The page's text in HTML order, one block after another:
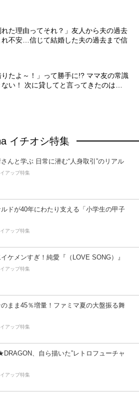
れた理由ってそれ？」友人から夫の過去
れ不安…信じて結婚した夫の過去まで信
りたよ～！」って勝手に!? ママ友の常識
ない！ 次に貸してと言ってきたのは…
イチオシ特集
んと学ぶ 日常に潜む“人身取引”のリアル
アップ特集
ドが40年にわたり支える「小学生の甲子
アップ特集
ケメンすぎ！純愛『（LOVE SONG）』
アップ特集
まま45％増量！ファミマ夏の大盤振る舞
アップ特集
、自ら描いた”レトロフューチャ
アップ特集